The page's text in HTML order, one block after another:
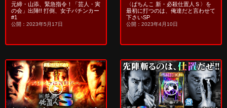
元締・山添、緊急指令！「芸人・寅
の会」出陣!! 打倒、女子パチンカー
#1
公開：2023年5月17日
〈ぱちんこ 新・必殺仕置人Ｓ〉を
最初に打つのは、俺達だと言わせて
下さいSP
公開：2023年4月10日